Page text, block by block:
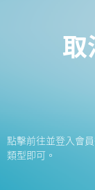
取
點擊前往並登入會
類型即可。